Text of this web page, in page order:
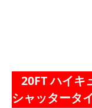
20FT ハイキ
シャッタータ